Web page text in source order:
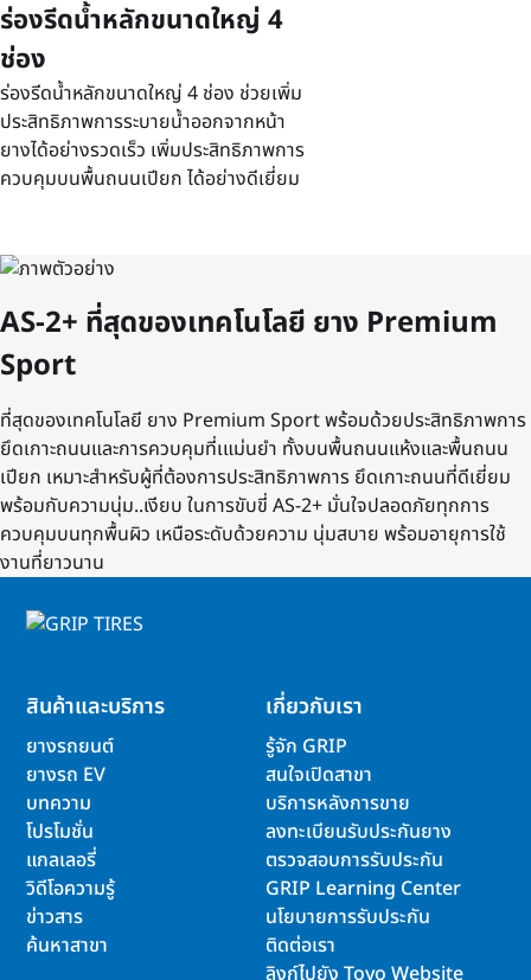
ร่องรีดน้ำหลักขนาดใหญ่ 4
ช่อง
ร่องรีดน้ำหลักขนาดใหญ่ 4 ช่อง ช่วยเพิ่ม
ประสิทธิภาพการระบายน้ำออกจากหน้า
ยางได้อย่างรวดเร็ว เพิ่มประสิทธิภาพการ
ควบคุมบนพื้นถนนเปียก ได้อย่างดีเยี่ยม
AS-2+ ที่สุดของเทคโนโลยี ยาง Premium
Sport
ที่สุดของเทคโนโลยี ยาง Premium Sport พร้อมด้วยประสิทธิภาพการ
ยึดเกาะถนนและการควบคุมที่เแม่นยำ ทั้งบนพื้นถนนแห้งและพื้นถนน
เปียก เหมาะสำหรับผู้ที่ต้องการประสิทธิภาพการ ยึดเกาะถนนที่ดีเยี่ยม
พร้อมกับความนุ่ม..เงียบ ในการขับขี่ AS-2+ มั่นใจปลอดภัยทุกการ
ควบคุมบนทุกพื้นผิว เหนือระดับด้วยความ นุ่มสบาย พร้อมอายุการใช้
งานที่ยาวนาน
สินค้าและบริการ
ยางรถยนต์
ยางรถ EV
บทความ
โปรโมชั่น
แกลเลอรี่
วิดีโอความรู้
ข่าวสาร
ค้นหาสาขา
เกี่ยวกับเรา
รู้จัก GRIP
สนใจเปิดสาขา
บริการหลังการขาย
ลงทะเบียนรับประกันยาง
ตรวจสอบการรับประกัน
GRIP Learning Center
นโยบายการรับประกัน
ติดต่อเรา
ลิงก์ไปยัง Toyo Website